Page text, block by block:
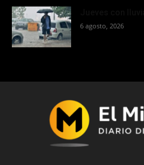
6 agosto, 2026